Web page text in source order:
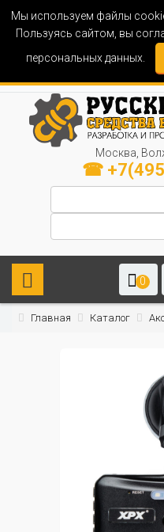
Мы используем файлы
Пользуясь сайтом, вы
персональных данных.
Москва,
☎
0
Главная Каталог